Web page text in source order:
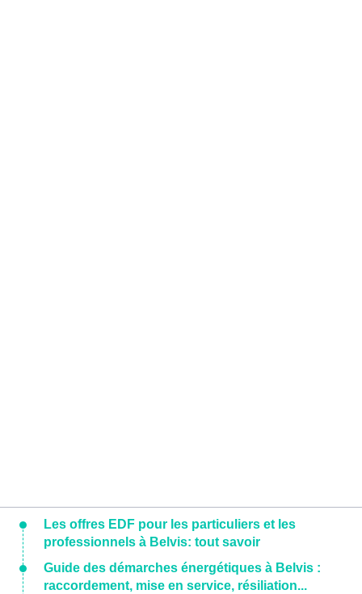
Les offres EDF pour les particuliers et les
professionnels à Belvis: tout savoir
Guide des démarches énergétiques à Belvis :
raccordement, mise en service, résiliation...